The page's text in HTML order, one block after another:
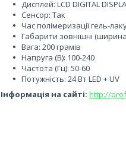
Дисплей: LCD DIGITAL
Сенсор: Так
Час полімеризації гель-
Габарити зовнішні
Вага: 200 грамів
Напруга (В): 100-240
Частота (Гц): 50-60
Потужність: 24 Вт LED + UV
Інформація на сайті: http://